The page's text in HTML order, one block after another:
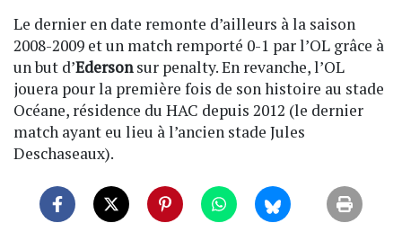
Le dernier en date remonte d’ailleurs à la saison
2008-2009 et un match remporté 0-1 par l’OL grâce à
un but d’Edersonsur penalty. En revanche, l’OL
jouera pour la première fois de son histoire au stade
Océane, résidence du HAC depuis 2012 (le dernier
match ayant eu lieu à l’ancien stade Jules
Deschaseaux).